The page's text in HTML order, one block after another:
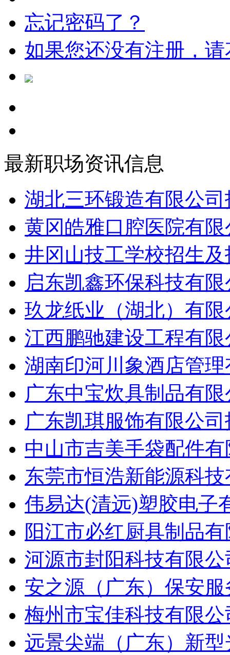
忘记密码了？
如果您还没有注册，
最新职场资讯信息
湖北三环锻造有限公
黄冈皓雅口腔医院有
井冈山技工学校招生
启东凯鑫环保科技有
玖龙纸业（湖北）有
江西鹏驰建设工程有
湖南印河川象酒店管
广东中宝炊具制品有
广东凯琪服饰有限公
中山市吉美手袋配件
东莞市恒浩新能源科
伟易达(清远)塑胶电子
阳江市必红厨具制品
河源市封阳科技有限
安之源（广东）保安
梅州市宝佳科技有限
远景尖端（广东）新